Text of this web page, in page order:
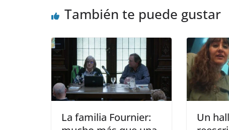
k r
También te puede gustar
La familia Fournier:
Un